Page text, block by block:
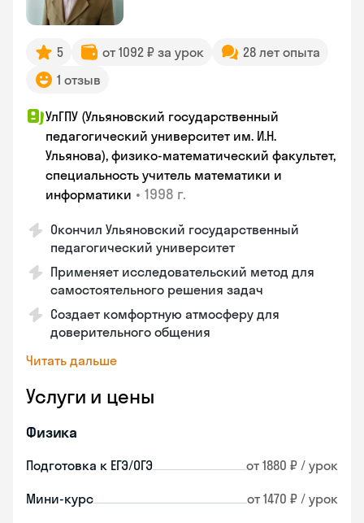
5 от 1092 ₽ за урок
28 лет опыта
1 отзыв
УлГПУ (Ульяновский государственный
педагогический университет им. И.Н.
Ульянова), физико-математический факультет,
специальность учитель математики и
информатики • 1998 г.
Окончил Ульяновский государственный
педагогический университет
Применяет исследовательский метод для
самостоятельного решения задач
Создает комфортную атмосферу для
доверительного общения
Читать дальше
Услуги и цены
Физика
Подготовка к ЕГЭ/ОГЭ от 1880 ₽ / урок
Мини-курс от 1470 ₽ / урок